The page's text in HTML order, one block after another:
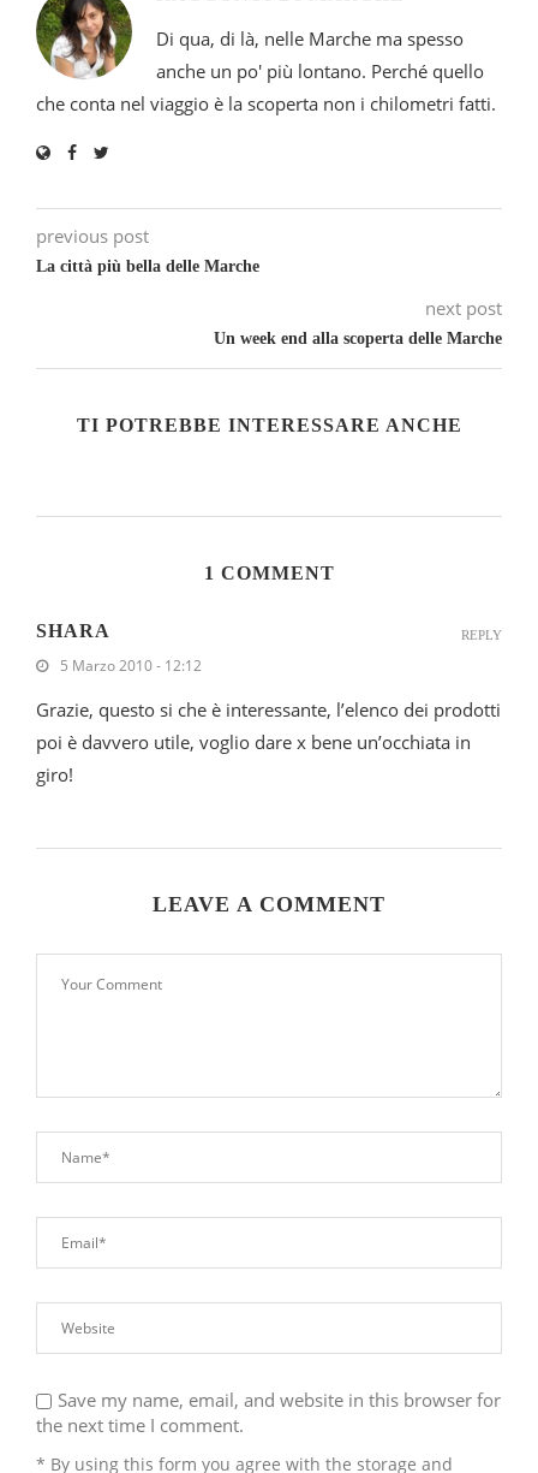
Di qua, di là, nelle Marche ma spesso
anche un po' più lontano. Perché quello
che conta nel viaggio è la scoperta non i chilometri fatti.
previous post
La città più bella delle Marche
next post
Un week end alla scoperta delle Marche
TI POTREBBE INTERESSARE ANCHE
1 COMMENT
SHARA
5 Marzo 2010 - 12:12
Grazie, questo si che è interessante, l’elenco dei prodotti
poi è davvero utile, voglio dare x bene un’occhiata in
giro!
REPLY
LEAVE A COMMENT
Save my name, email, and website in this browser for
the next time I comment.
* By using this form you agree with the storage and